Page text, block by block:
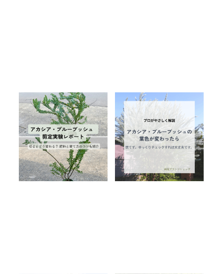
アカシア・ブルーブッ
シュの剪定実験｜切る
とどう変わる？健康に
育てるコツとおすすめ
肥料
2025.11.05
アカシア
剪定
最新の読み物
アカシア・ブルーブッ
シュの葉が変色した
ら？原因と対処法をプ
ロが解説｜虫・根・水
のチェックポイント
2025.10.28
アカシア
最新の読み物
管理